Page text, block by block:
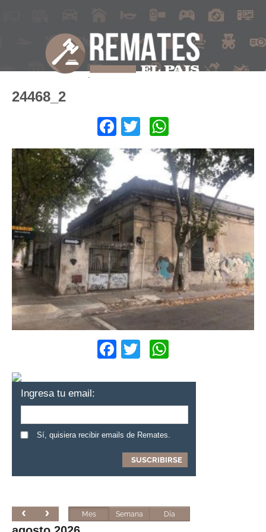
24468_2
Facebook
Twitter
Facebook
Twitter
Ingresa tu email:
Sí, quisiera recibir emails de Remates.
Mes Semana Día